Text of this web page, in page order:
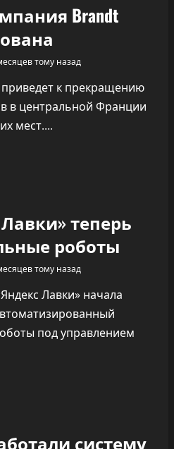
Brandt
тому назад
к прекращению
в центральной Франции
мест....
теперь
роботы
тому назад
Лавки» начала
под управлением
систему